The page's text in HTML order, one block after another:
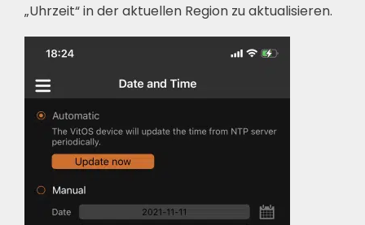
„Uhrzeit“ in der aktuellen Region zu aktualisieren.